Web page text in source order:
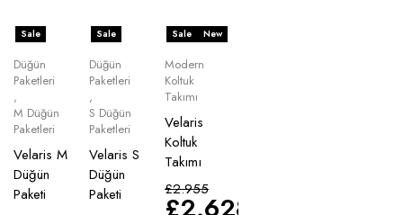
Sale
Düğün
Paketleri
,
M Düğün
Paketleri
Velaris M
Düğün
Paketi
Sale
Düğün
Paketleri
,
S Düğün
Paketleri
Velaris S
Düğün
Paketi
Sale New
Modern
Koltuk
Takımı
Velaris
Koltuk
Takımı
£2.955